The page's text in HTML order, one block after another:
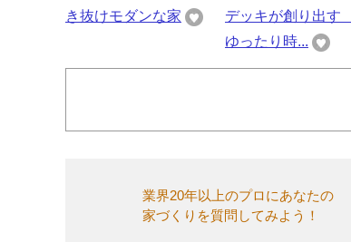
き抜けモダンな家
デッキが創り出す
ゆったり時...
業界20年以上のプロにあなたの
家づくりを質問してみよう！